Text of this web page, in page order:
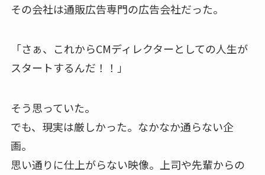
その会社は通販広告専門の広告会社だった。
「さぁ、これからCMディレクターとしての人生が
スタートするんだ！！」
そう思っていた。
でも、現実は厳しかった。なかなか通らない企
画。
思い通りに仕上がらない映像。上司や先輩からの